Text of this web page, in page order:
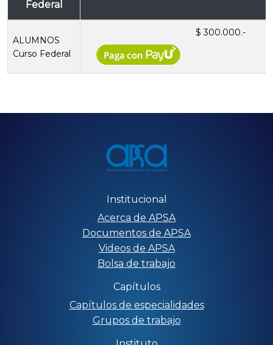
Federal
ALUMNOS
Curso Federal
$ 300.000.-
Institucional
Acerca de APSA
Documentos de APSA
Videos de APSA
Bolsa de trabajo
Capítulos
Capítulos de especialidades
Grupos de trabajo